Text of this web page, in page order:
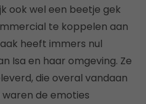
ook wel een beetje gek
te koppelen aan
heeft immers nul
Isa en haar omgeving. Ze
die overal vandaan
de emoties